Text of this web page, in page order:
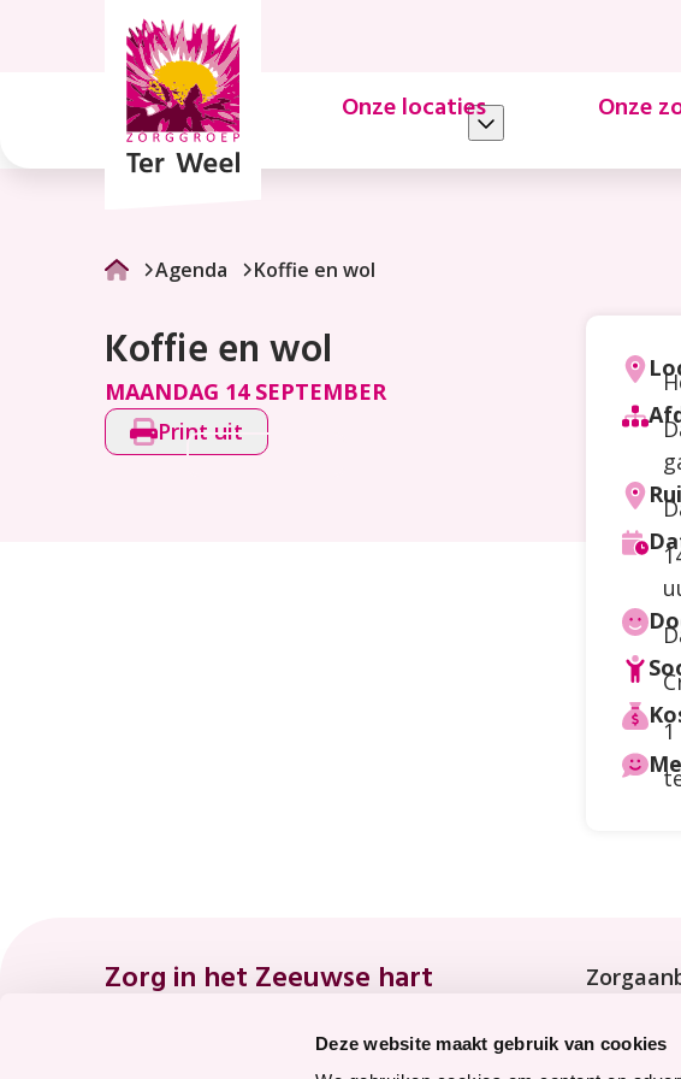
Deze website maakt gebruik van cookies
Onze locaties Onze
Agenda Koffie en wol
Koffie en wol
MAANDAG 14 SEPTEMBER
Print uit
Zorg in het Zeeuwse hart
Tijdelijke